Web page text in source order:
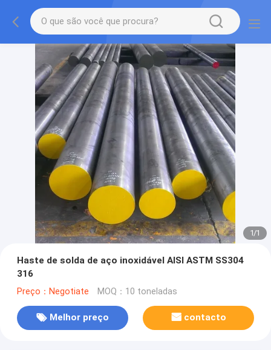
1/1
Haste de solda de aço inoxidável AISI ASTM SS304
316
Preço：Negotiate MOQ：10 toneladas
Melhor preço contacto